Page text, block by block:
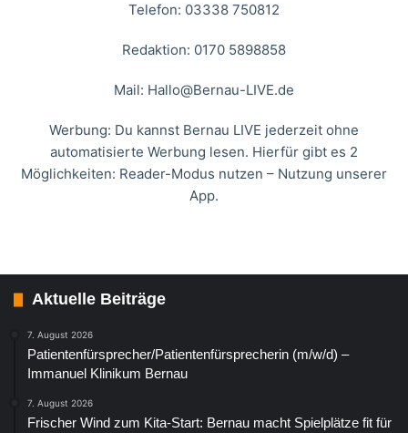
Telefon: 03338 750812
Redaktion: 0170 5898858
Mail: Hallo@Bernau-LIVE.de
Werbung: Du kannst Bernau LIVE jederzeit ohne
automatisierte Werbung lesen. Hierfür gibt es 2
Möglichkeiten: Reader-Modus nutzen – Nutzung unserer
App.
Aktuelle Beiträge
7. August 2026
Patientenfürsprecher/Patientenfürsprecherin (m/w/d) –
Immanuel Klinikum Bernau
7. August 2026
Frischer Wind zum Kita-Start: Bernau macht Spielplätze fit für